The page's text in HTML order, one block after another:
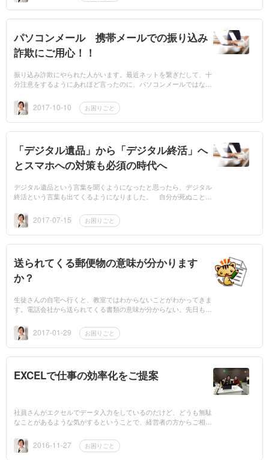
パソコンメール 携帯メールでの振り込み
詐欺にご用心！！
振り込み詐欺にやられた人がいます。最近ネットを繋ぎだして、十
分注意をするようにあれほど言ったのに、パソコンメールではなく
のまま何の...2017-10-10 お困りごと
「デジタル遺品」から「デジタル終活」へ
とスマホへの対策も必須の時代へ
デジタル遺品という言葉を聞くようになったと思ったら、デジタル
終活という言葉も出てくるようになりました。 自分が死ぬことを
かし、デジタ...
2017-07-15 お困りごと
送られてくる郵便物の意味が分かります
か？
生徒さんの自宅へ行くと、教室ではわからないことがわかってきま
す。電話会社から送られてくる書類の意味が分からない。先日も、
イントな...2017-01-29 お困りごと
EXCELで仕事の効率化をご提案
社員さんがエクセルでデータ入力をしているのだけど、どうも無駄
なことがあるような気がするということで、経営者の方からご相談
だけになってい...
2016-11-27 お困りごと